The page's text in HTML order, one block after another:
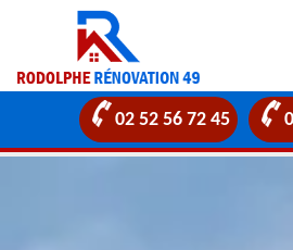
02 52 56 72 45